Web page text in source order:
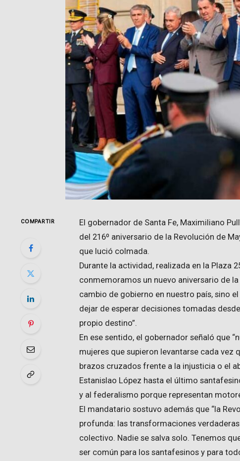
COMPARTIR
El gobernador de Santa Fe, Maximiliano
del 216º aniversario de la Revolución de
que lució colmada.
Durante la actividad, realizada en la Plaza
conmemoramos un nuevo aniversario de
cambio de gobierno en nuestro país, sino
dejar de esperar decisiones tomadas
propio destino”.
En ese sentido, el gobernador señaló que
mujeres que supieron levantarse cada vez
brazos cruzados frente a la injusticia o el
Estanislao López hasta el último
y al federalismo porque representan
El mandatario sostuvo además que “la
profunda: las transformaciones
colectivo. Nadie se salva solo. Tenemos
ser común para los santafesinos y para